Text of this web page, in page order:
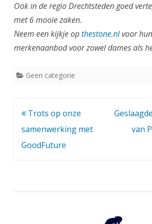
Ook in de regio Drechtsteden goed
met 6 mooie zaken.
Neem een kijkje opthestone.nlvoor
merkenaanbod voor zowel dames als
Geen categorie
Bericht
navigatie
Trots op onze
samenwerking met
GoodFuture
van